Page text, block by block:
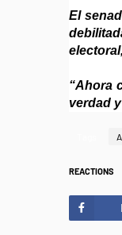
El
“Ahora
verdad
REACTIONS